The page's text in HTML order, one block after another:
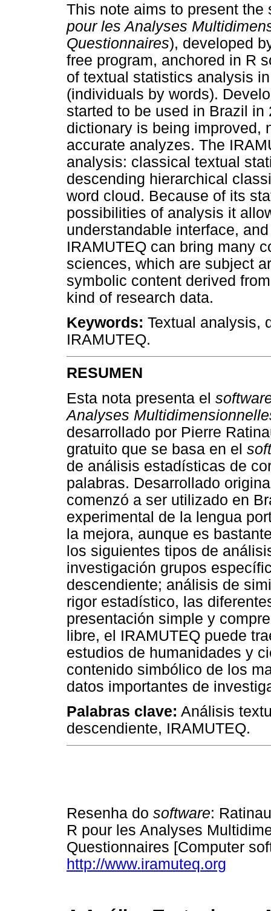
This note aims to present the
pour les Analyses
Questionnaires), developed
free program, anchored in R
of textual statistics analysis
(individuals by words).
started to be used in Brazil
dictionary is being improved,
accurate analyzes. The
analysis: classical textual
descending hierarchical
word cloud. Because of its
possibilities of analysis it
understandable interface,
IRAMUTEQ can bring many
sciences, which are subject
symbolic content derived
kind of research data.
Keywords: Textual analysis,
IRAMUTEQ.
RESUMEN
Esta nota presenta el
Analyses
desarrollado por Pierre
gratuito que se basa en el
de análisis estadísticas de
palabras. Desarrollado
comenzó a ser utilizado en
experimental de la lengua
la mejora, aunque es
los siguientes tipos de
investigación grupos
descendiente; análisis de
rigor estadístico, las
presentación simple y
libre, el IRAMUTEQ puede
estudios de humanidades y
contenido simbólico de los
datos importantes de
Palabras clave: Análisis
descendiente, IRAMUTEQ.
Resenha do software:
R pour les Analyses
Questionnaires [Computer
http://www.iramuteq.org